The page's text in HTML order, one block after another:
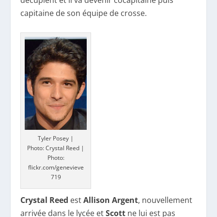
capitaine de son équipe de crosse.
Tyler Posey |
Photo: Crystal Reed |
Photo:
flickr.com/genevieve
719
Crystal Reed estAllison Argent, nouvellement
arrivée dans le lycée etScott ne lui est pas